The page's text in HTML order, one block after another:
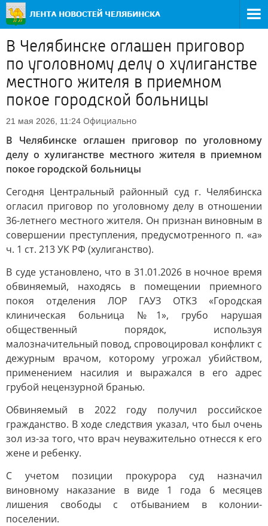
В Челябинске оглашен приговор
по уголовному делу о хулиганстве
местного жителя в приемном
покое городской больницы
21 мая 2026, 11:24 Официально
В Челябинске оглашен приговор по уголовному
делу о хулиганстве местного жителя в приемном
покое городской больницы
Сегодня Центральный районный суд г. Челябинска
огласил приговор по уголовному делу в отношении
36-летнего местного жителя. Он признан виновным в
совершении преступления, предусмотренного п. «а»
ч. 1 ст. 213 УК РФ (хулиганство).
В суде установлено, что в 31.01.2026 в ночное время
обвиняемый, находясь в помещении приемного
покоя отделения ЛОР ГАУЗ ОТКЗ «Городская
клиническая больница №1», грубо нарушая
общественный порядок, используя
малозначительный повод, спровоцировал конфликт с
дежурным врачом, которому угрожал убийством,
применением насилия и выражался в его адрес
грубой нецензурной бранью.
Обвиняемый в 2022 году получил российское
гражданство. В ходе следствия указал, что был очень
зол из-за того, что врач неуважительно отнесся к его
жене и ребенку.
С учетом позиции прокурора суд назначил
виновному наказание в виде 1 года 6 месяцев
лишения свободы с отбыванием в колонии-
поселении.